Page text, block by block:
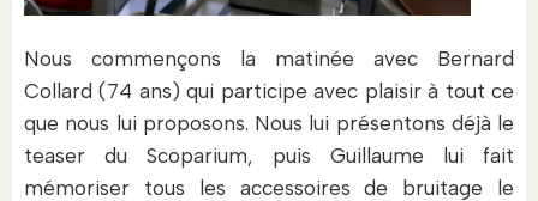
Nous commençons la matinée avec Bernard
Collard (74 ans) qui participe avec plaisir à tout ce
que nous lui proposons. Nous lui présentons déjà le
teaser du Scoparium, puis Guillaume lui fait
mémoriser tous les accessoires de bruitage le